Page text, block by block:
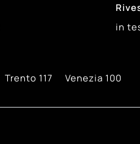
in
Trento 117 Venezia 100